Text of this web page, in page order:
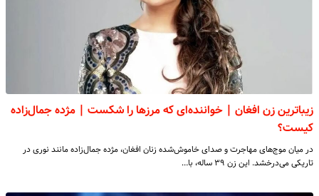
زیباترین زن افغان | خواننده‌ای که مرزها را شکست | مژده جمال‌زاده
کیست؟
در میان موج‌های مهاجرت و صدای خاموش‌شده زنان افغان، مژده جمال‌زاده مانند نوری در
تاریکی می‌درخشد. این زن ۳۹ ساله، با…